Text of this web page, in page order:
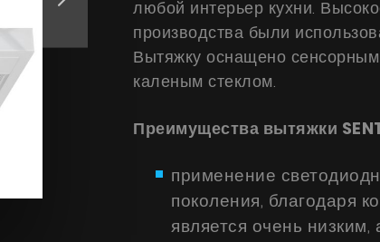
любой интерьер кухни.
производства были
Вытяжку оснащено
каленым стеклом.
Преимущества вытяжки
применение
поколения, благодаря
является очень